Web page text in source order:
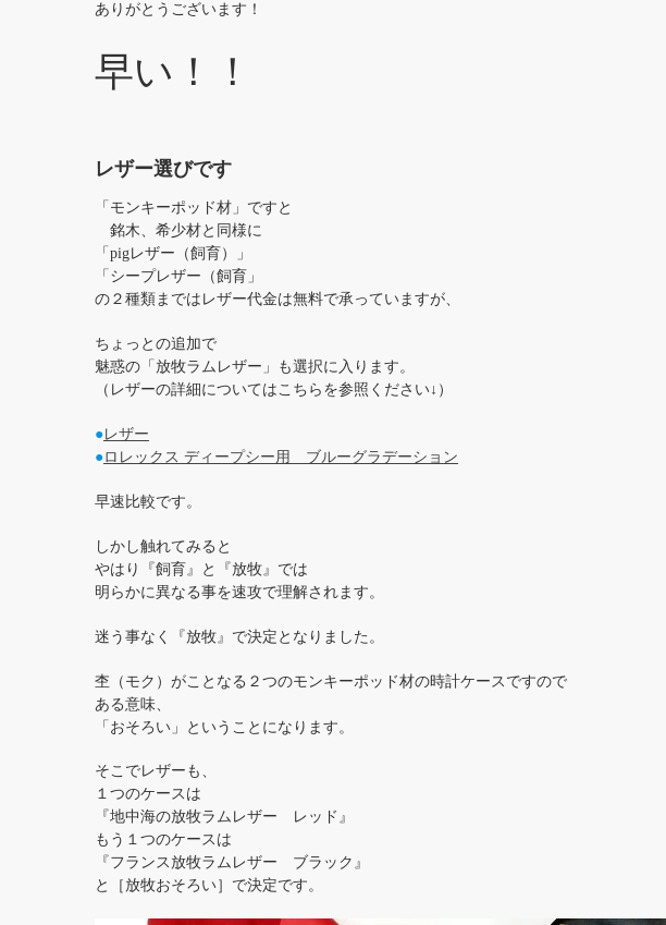
ありがとうございます！
早い！！
レザー選びです
「モンキーポッド材」ですと
銘木、希少材と同様に
「pigレザー（飼育）」
「シープレザー（飼育」
の２種類まではレザー代金は無料で承っていますが、
ちょっとの追加で
魅惑の「放牧ラムレザー」も選択に入ります。
（レザーの詳細についてはこちらを参照ください↓）
●レザー
●ロレックス ディープシー用 ブルーグラデーション
早速比較です。
しかし触れてみると
やはり『飼育』と『放牧』では
明らかに異なる事を速攻で理解されます。
迷う事なく『放牧』で決定となりました。
杢（モク）がことなる２つのモンキーポッド材の時計ケースですので
ある意味、
「おそろい」ということになります。
そこでレザーも、
１つのケースは
『地中海の放牧ラムレザー レッド』
もう１つのケースは
『フランス放牧ラムレザー ブラック』
と［放牧おそろい］で決定です。